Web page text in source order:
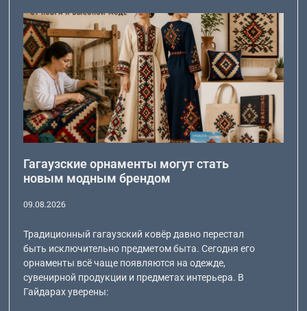
Гагаузские орнаменты могут стать
новым модным брендом
09.08.2026
Традиционный гагаузский ковёр давно перестал
быть исключительно предметом быта. Сегодня его
орнаменты всё чаще появляются на одежде,
сувенирной продукции и предметах интерьера. В
Гайдарах уверены: